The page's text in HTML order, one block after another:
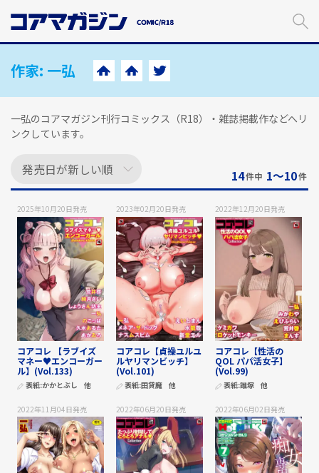
ン
作家: 一弘
一弘のコアマガジン刊行コミックス（R18）・雑誌掲載作などへリ
ンクしています。
14件中 1〜10件
2025年10月20日発売
コアコレ 【ラブイズ
マネー♥エンコーガー
ル】(Vol.133)
表紙:かかとぶし 他
2023年02月20日発売
コアコレ【貞操ユルユ
ルヤリマンビッチ】
(Vol.101)
表紙:田貸魔 他
2022年12月20日発売
コアコレ【性活の
QOL パパ活女子】
(Vol.99)
表紙:誰塚 他
2022年11月04日発売 2022年06月20日発売 2022年06月02日発売